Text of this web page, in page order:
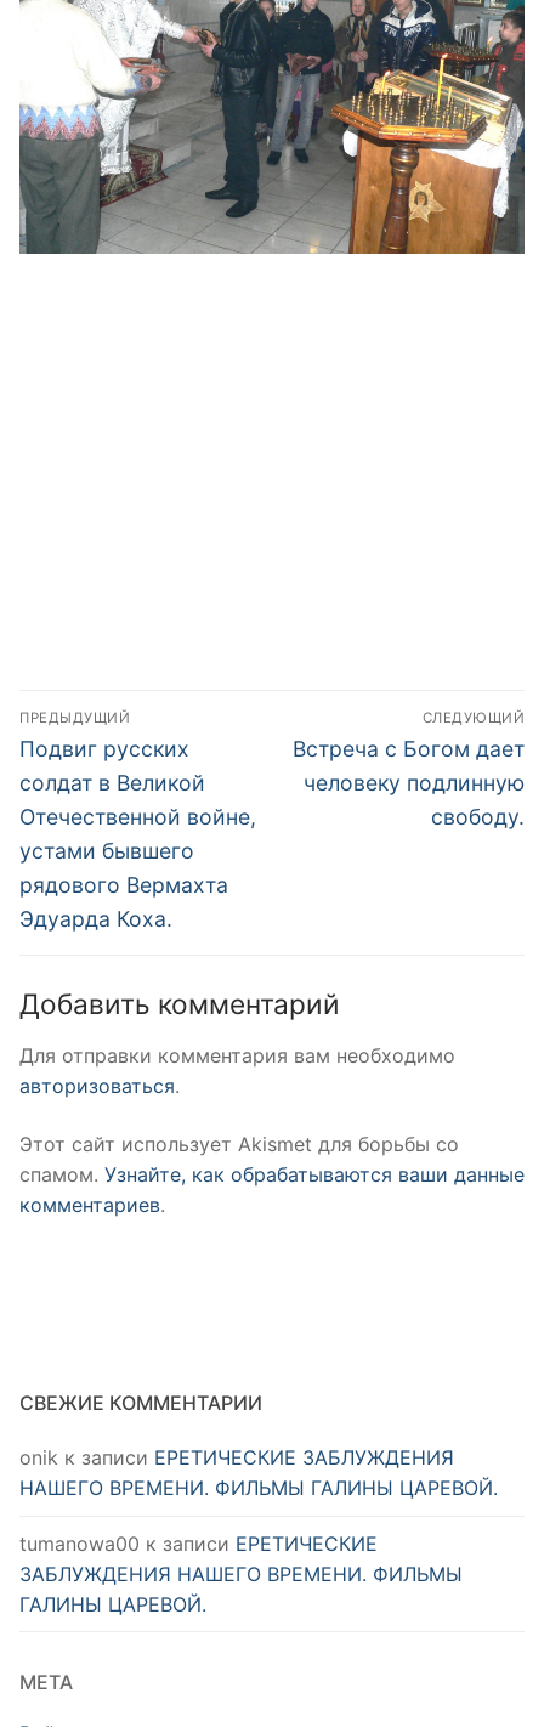
Навигация
по
записям
ПРЕДЫДУЩИЙ
Предыдущая
запись:
Подвиг русских
солдат в Великой
Отечественной войне,
устами бывшего
рядового Вермахта
Эдуарда Коха.
СЛЕДУЮЩИЙ
Следующая
запись:
Встреча с Богом дает
человеку подлинную
свободу.
Добавить комментарий
Для отправки комментария вам необходимо
авторизоваться.
Этот сайт использует Akismet для борьбы со
спамом. Узнайте, как обрабатываются ваши данные
комментариев.
СВЕЖИЕ КОММЕНТАРИИ
onik к записи ЕРЕТИЧЕСКИЕ ЗАБЛУЖДЕНИЯ
НАШЕГО ВРЕМЕНИ. ФИЛЬМЫ ГАЛИНЫ ЦАРЕВОЙ.
tumanowa00 к записи ЕРЕТИЧЕСКИЕ
ЗАБЛУЖДЕНИЯ НАШЕГО ВРЕМЕНИ. ФИЛЬМЫ
ГАЛИНЫ ЦАРЕВОЙ.
МЕТА